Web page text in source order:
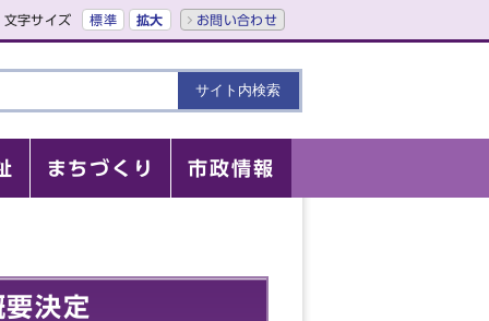
文字サイズ 標準 拡大 お問い合わせ
まちづくり 市政情報
決定